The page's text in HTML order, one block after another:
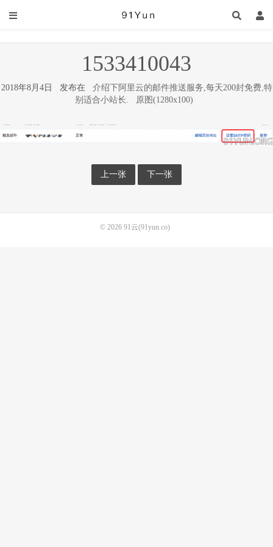
1533410043
2018年8月4日 发布在 介绍下阿里云的邮件推送服务,每天200封免费,特
别适合小站长.
原图(1280x100)
上一张 下一张
© 2026 91云(91yun.co)